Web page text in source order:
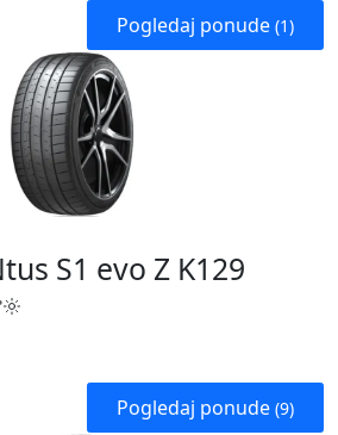
Pogledaj ponude (1)
S1 evo Z K129
Pogledaj ponude (9)